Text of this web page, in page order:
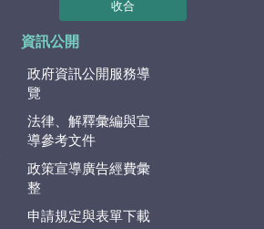
收合
資訊公開
政府資訊公開服務導
覽
法律、解釋彙編與宣
導參考文件
政策宣導廣告經費彙
整
申請規定與表單下載